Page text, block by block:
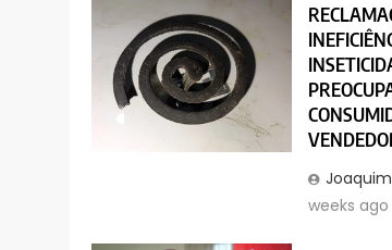
weeks ago